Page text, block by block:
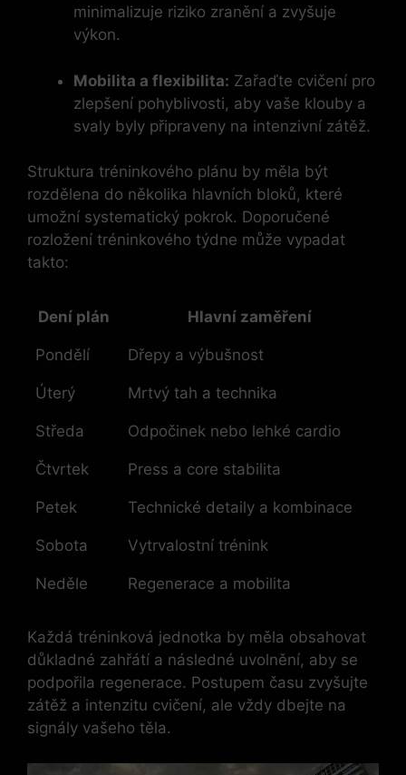
minimalizuje riziko zranění a zvyšuje
výkon.
Mobilita a ⁢flexibilita: Zařaďte cvičení pro
zlepšení pohyblivosti, aby vaše klouby a
svaly byly připraveny na⁢ intenzivní zátěž.
Struktura tréninkového​ plánu by měla být
rozdělena do několika hlavních bloků,‍ které
umožní systematický pokrok. Doporučené
rozložení tréninkového týdne ⁤může vypadat
takto:
Dení plán Hlavní zaměření
Pondělí Dřepy a výbušnost
Úterý Mrtvý tah a technika
Středa Odpočinek nebo lehké cardio
Čtvrtek Press a ‍core stabilita
Petek Technické detaily a kombinace
Sobota Vytrvalostní trénink
Neděle Regenerace a mobilita
Každá tréninková jednotka by ⁢měla ‍obsahovat
důkladné zahřátí a následné uvolnění, aby se
podpořila regenerace. Postupem času zvyšujte
zátěž a intenzitu ⁢cvičení, ale vždy dbejte na
signály vašeho těla.